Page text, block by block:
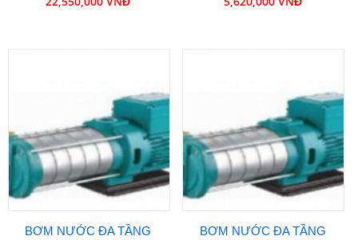
BƠM NƯỚC ĐA TẦNG
BƠM NƯỚC ĐA TẦNG